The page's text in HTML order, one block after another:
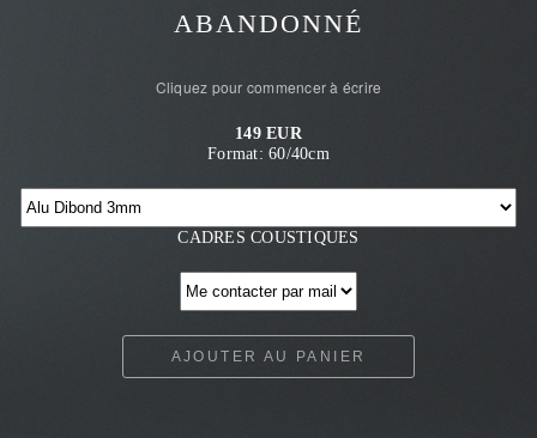
ABANDONNÉ
Cliquez pour commencer à écrire
149 EUR
Format: 60/40cm
CADRES COUSTIQUES
AJOUTER AU PANIER